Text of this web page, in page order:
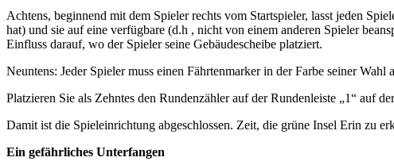
Achtens, beginnend mit dem Spieler rechts vom Startspieler, lasst jeden
hat) und sie auf eine verfügbare (d.h , nicht von einem anderen Spieler
Einfluss darauf, wo der Spieler seine Gebäudescheibe platziert.
Neuntens: Jeder Spieler muss einen Fährtenmarker in der Farbe seiner
Platzieren Sie als Zehntes den Rundenzähler auf der Rundenleiste „1“ auf
Damit ist die Spieleinrichtung abgeschlossen. Zeit, die grüne Insel Erin zu
Ein gefährliches Unterfangen